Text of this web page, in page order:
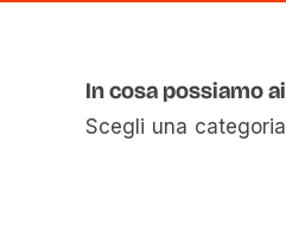
In cosa possiamo
Scegli una